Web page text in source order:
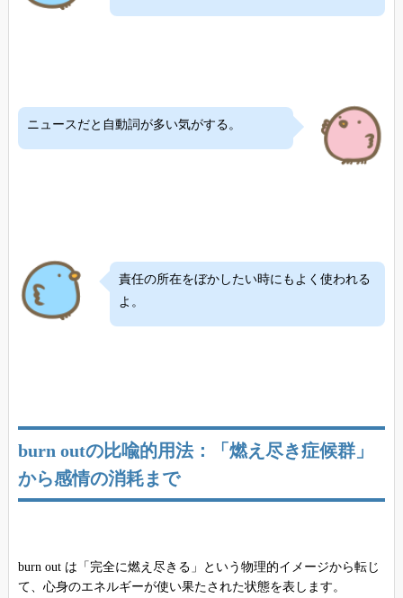
ニュースだと自動詞が多い気がする。
責任の所在をぼかしたい時にもよく使われる
よ。
burn outの比喩的用法：「燃え尽き症候群」
から感情の消耗まで
burn out は「完全に燃え尽きる」という物理的イメージから転じ
て、心身のエネルギーが使い果たされた状態を表します。